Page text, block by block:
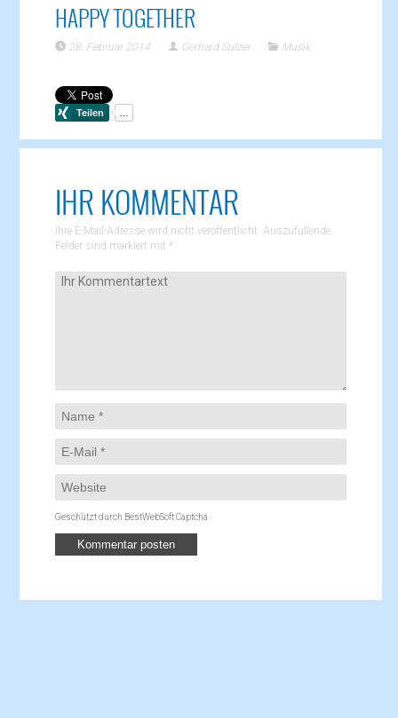
HAPPY TOGETHER
28. Februar 2014 Gerhard Sulzer Musik
IHR KOMMENTAR
Ihre E-Mail-Adresse wird nicht veröffentlicht. Auszufüllende
Felder sind markiert mit *
Geschützt durch BestWebSoft Captcha